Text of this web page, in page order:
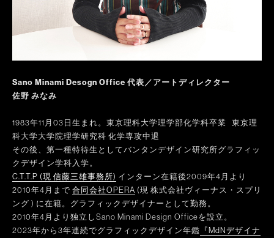
Sano Minami Desogn Office 代表／アートディレクター
佐野 みなみ
1983年11月03日生まれ。東京理科大学理学部化学科卒業 東京理
科大学大学院理学研究科 化学専攻中退
その後、第一種特待生としてバンタンデザイン研究所グラフィッ
クデザイン学科入学。
C.T.T.P (現 信藤三雄事務所) インターン在籍後2009年4月より
2010年4月まで 合同会社OPERA (現 株式会社ヴィーナス・スプリ
ング ) に在籍。グラフィックデザイナーとして勤務。
2010年4月より独立しSano Minami Design Officeを設立。
2023年から3年連続でグラフィックデザイン年鑑 『MdNデザイナ